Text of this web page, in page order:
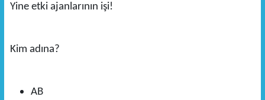
Yine etki ajanlarının işi!
Kim adına?
AB